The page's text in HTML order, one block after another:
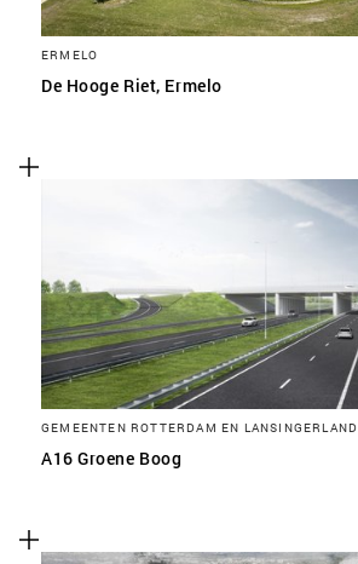
ERMELO
De Hooge Riet, Ermelo
GEMEENTEN ROTTERDAM EN LANSINGERLAND
A16 Groene Boog